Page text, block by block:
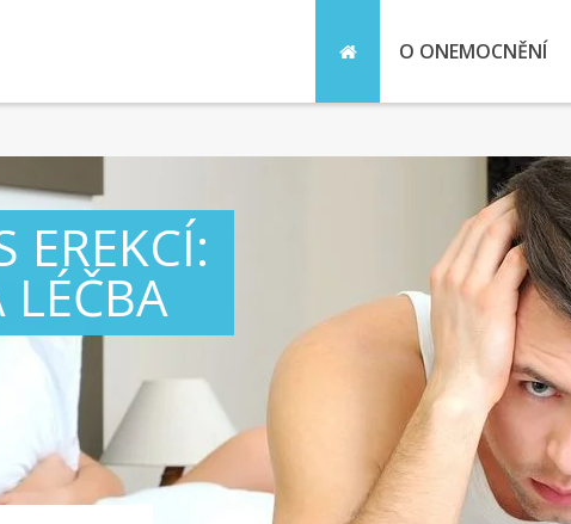
O ONEMOCNĚNÍ
EREKCÍ:
LÉČBA